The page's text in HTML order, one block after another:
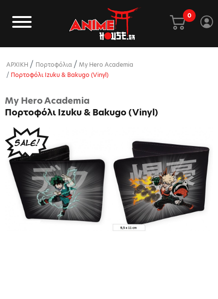
0
ΑΡΧΙΚΗ Πορτοφόλια
My Hero Academia
Πορτοφόλι Izuku & Bakugo (Vinyl)
My Hero Academia
Πορτοφόλι Izuku & Bakugo (Vinyl)